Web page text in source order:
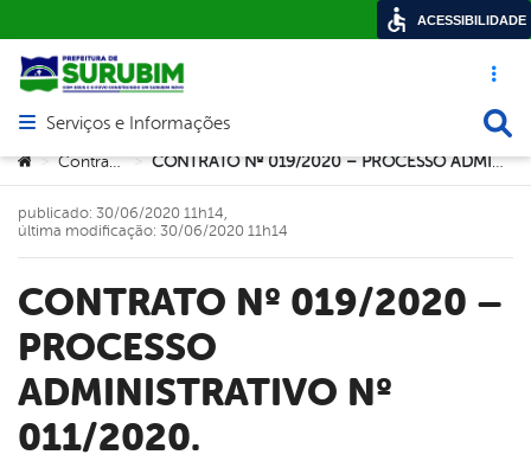
Acesso
Abrir menu principal de navegação
Serviços e Informações
Você está aqui:
> Contratos > CONTRATO Nº 019/2020 – PROCESSO ADMINISTRATIVO Nº 011/2020.
CONTRATO Nº 019/2020 –
PROCESSO
ADMINISTRATIVO Nº
011/2020.
publicado: 30/06/2020 11h14,
última modificação: 30/06/2020 11h14
ACESSIBILIDADE